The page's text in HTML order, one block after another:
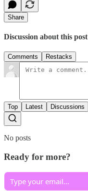
Share
Discussion about this post
Comments Restacks
Top Latest Discussions
No posts
Ready for more?